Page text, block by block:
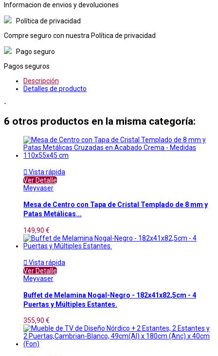
Informacion de envios y devoluciones
Política de privacidad
Compre seguro con nuestra Política de privacidad
Pago seguro
Pagos seguros
Descripción
Detalles de producto
-
6 otros productos en la misma categoría:
 Vista rápida
Ver Detalle
Meyvaser
Mesa de Centro con Tapa de Cristal Templado de 8 mm y
Patas Metálicas...
149,90 €
 Vista rápida
Ver Detalle
Meyvaser
Buffet de Melamina Nogal-Negro - 182x41x82,5cm - 4
Puertas y Múltiples Estantes.
355,90 €